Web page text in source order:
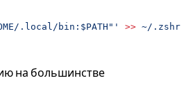
.local/bin:$PATH"' >> ~/.zshrc
на большинстве